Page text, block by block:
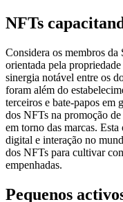
NFTs
Considera os membros
orientada pela
sinergia notável entre os
foram além do
terceiros e bate-papos em
dos NFTs na promoção
em torno das marcas.
digital e interação no
dos NFTs para cultivar
empenhadas.
Pequenos